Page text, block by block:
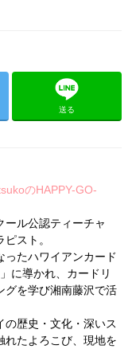
送る
のHAPPY-GO-
ール公認ティーチャ
スト。
ったハワイアンカード
に導かれ、カードリ
グを学び湘南藤沢で活
の歴史・文化・深いス
れたよろこび、現地を